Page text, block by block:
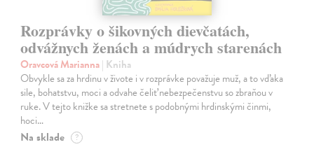
Rozprávky o šikovných dievčatách,
odvážnych ženách a múdrych starenách
Oravcová Marianna| Kniha
Obvykle sa za hrdinu v živote i v rozprávke považuje muž, a to vďaka
sile, bohatstvu, moci a odvahe čeliť nebezpečenstvu so zbraňou v
ruke. V tejto knižke sa stretnete s podobnými hrdinskými činmi,
hoci…
Na sklade ?